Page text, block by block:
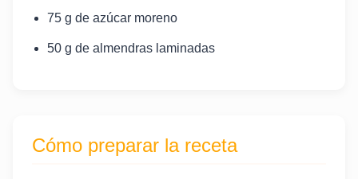
75 g de azúcar moreno
50 g de almendras laminadas
Cómo preparar la receta